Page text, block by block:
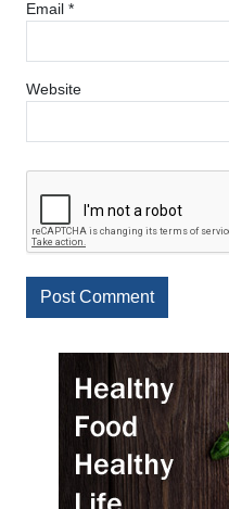
Email *
Website